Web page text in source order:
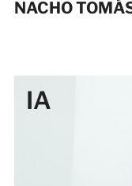
NACHO
IA